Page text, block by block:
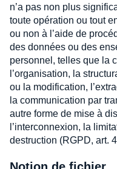
n’a pas non plus
toute opération ou tout
ou non à l’aide de
des données ou des
personnel, telles que la
l’organisation, la
ou la modification,
la communication par
autre forme de mise à
l’interconnexion, la
destruction (RGPD, art.